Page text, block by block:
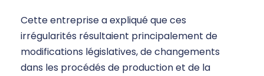
Cette entreprise a expliqué que ces
irrégularités résultaient principalement de
modifications législatives, de changements
dans les procédés de production et de la